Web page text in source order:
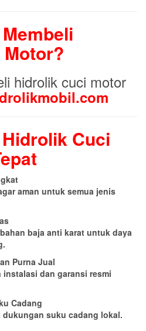
hidrolik cuci motor
Cuci
aman untuk semua jenis
baja anti karat untuk daya
Purna Jual
instalasi dan garansi resmi
Cadang
suku cadang lokal.